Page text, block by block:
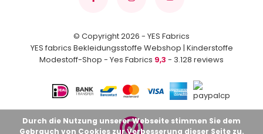
© Copyright 2026 - YES Fabrics
YES fabrics Bekleidungsstoffe Webshop | Kinderstoffe
Modestoff-Shop - Yes Fabrics 9,3 - 3.128 reviews
Durch die Nutzung unserer Webseite stimmen Sie dem
Gebrauch von Cookies zur Verbesserung dieser Seite zu.